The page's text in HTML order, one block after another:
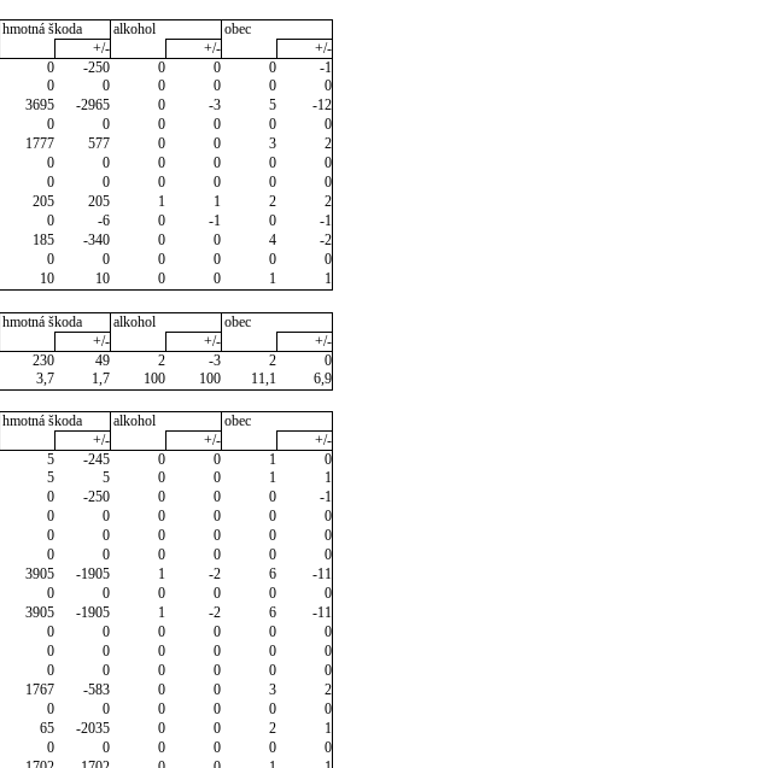
hmotná škoda alkohol
obec
+/- +/-
+/-
0 -250 0 0 0
-1
0 0 0 0 0
0
3695 -2965 0 -3 5
-12
0 0 0 0 0
0
1777 577 0 0 3
2
0 0 0 0 0
0
0 0 0 0 0
0
205 205 1 1 2
2
0 -6 0 -1 0
-1
185 -340 0 0 4
-2
0 0 0 0 0
0
10 10 0 0 1
1
hmotná škoda alkohol
obec
+/- +/-
+/-
230 49 2 -3 2
0
3,7 1,7 100 100 11,1
6,9
hmotná škoda alkohol
obec
+/- +/-
+/-
5 -245 0 0 1
0
5 5 0 0 1
1
0 -250 0 0 0
-1
0 0 0 0 0
0
0 0 0 0 0
0
0 0 0 0 0
0
3905 -1905 1 -2 6
-11
0 0 0 0 0
0
3905 -1905 1 -2 6
-11
0 0 0 0 0
0
0 0 0 0 0
0
0 0 0 0 0
0
1767 -583 0 0 3
2
0 0 0 0 0
0
65 -2035 0 0 2
1
0 0 0 0 0
0